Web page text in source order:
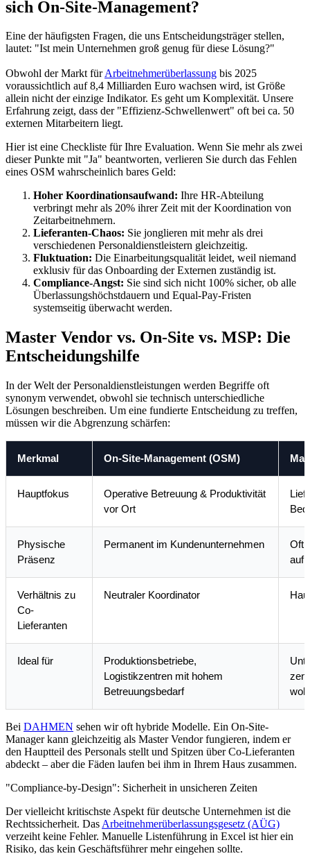
sich On-Site-Management?
Eine der häufigsten Fragen, die uns Entscheidungsträger stellen,
lautet: "Ist mein Unternehmen groß genug für diese Lösung?"
Obwohl der Markt fürArbeitnehmerüberlassung bis 2025
voraussichtlich auf 8,4 Milliarden Euro wachsen wird, ist Größe
allein nicht der einzige Indikator. Es geht um Komplexität. Unsere
Erfahrung zeigt, dass der "Effizienz-Schwellenwert" oft bei ca. 50
externen Mitarbeitern liegt.
Hier ist eine Checkliste für Ihre Evaluation. Wenn Sie mehr als zwei
dieser Punkte mit "Ja" beantworten, verlieren Sie durch das Fehlen
eines OSM wahrscheinlich bares Geld:
Hoher Koordinationsaufwand: Ihre HR-Abteilung
verbringt mehr als 20% ihrer Zeit mit der Koordination von
Zeitarbeitnehmern.
Lieferanten-Chaos: Sie jonglieren mit mehr als drei
verschiedenen Personaldienstleistern gleichzeitig.
Fluktuation: Die Einarbeitungsqualität leidet, weil niemand
exklusiv für das Onboarding der Externen zuständig ist.
Compliance-Angst: Sie sind sich nicht 100% sicher, ob alle
Überlassungshöchstdauern und Equal-Pay-Fristen
systemseitig überwacht werden.
Master Vendor vs. On-Site vs. MSP: Die
Entscheidungshilfe
In der Welt der Personaldienstleistungen werden Begriffe oft
synonym verwendet, obwohl sie technisch unterschiedliche
Lösungen beschreiben. Um eine fundierte Entscheidung zu treffen,
müssen wir die Abgrenzung schärfen:
Merkmal On-Site-Management (OSM)
Hauptfokus
Operative Betreuung & Produktivität
vor Ort
Physische
Präsenz
Permanent im Kundenunternehmen
Oft
auf
Verhältnis zu
Co-
Lieferanten
Neutraler Koordinator
Ideal für
Produktionsbetriebe,
Logistikzentren mit hohem
Betreuungsbedarf
Bei DAHMEN sehen wir oft hybride Modelle. Ein On-Site-
Manager kann gleichzeitig als Master Vendor fungieren, indem er
den Hauptteil des Personals stellt und Spitzen über Co-Lieferanten
abdeckt – aber die Fäden laufen bei ihm in Ihrem Haus zusammen.
"Compliance-by-Design": Sicherheit in unsicheren Zeiten
Der vielleicht kritischste Aspekt für deutsche Unternehmen ist die
Rechtssicherheit. Das Arbeitnehmerüberlassungsgesetz (AÜG)
verzeiht keine Fehler. Manuelle Listenführung in Excel ist hier ein
Risiko, das kein Geschäftsführer mehr eingehen sollte.